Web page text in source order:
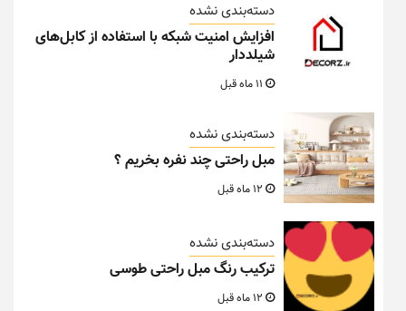
دسته‌بندی نشده
افزایش امنیت شبکه با استفاده از کابل‌های
شیلددار
دسته‌بندی نشده
مبل راحتی چند نفره بخریم ؟
دسته‌بندی نشده
ترکیب رنگ مبل راحتی طوسی